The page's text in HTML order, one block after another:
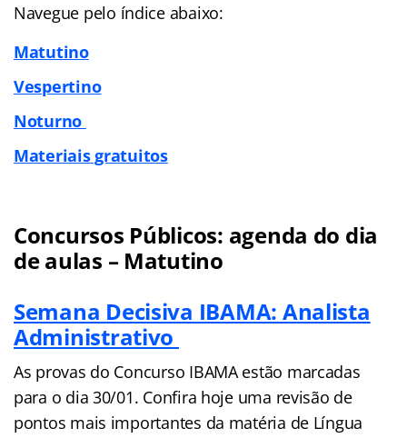
Navegue pelo índiceabaixo:
Matutino
Vespertino
Noturno
Materiais gratuitos
Concursos Públicos: agenda do dia
de aulas – Matutino
Semana Decisiva IBAMA: Analista
Administrativo
As provas do Concurso IBAMA estão marcadas
para o dia 30/01. Confira hoje uma revisão de
pontos mais importantes da matéria de Língua